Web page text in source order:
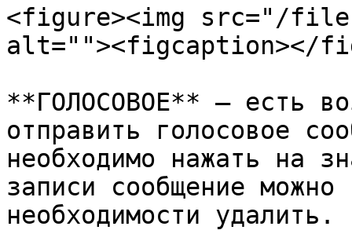
<figure><img src="/files/
alt=""><figcaption></
**ГОЛОСОВОЕ** — есть
отправить голосовое
необходимо нажать на
записи сообщение
необходимости удалить.